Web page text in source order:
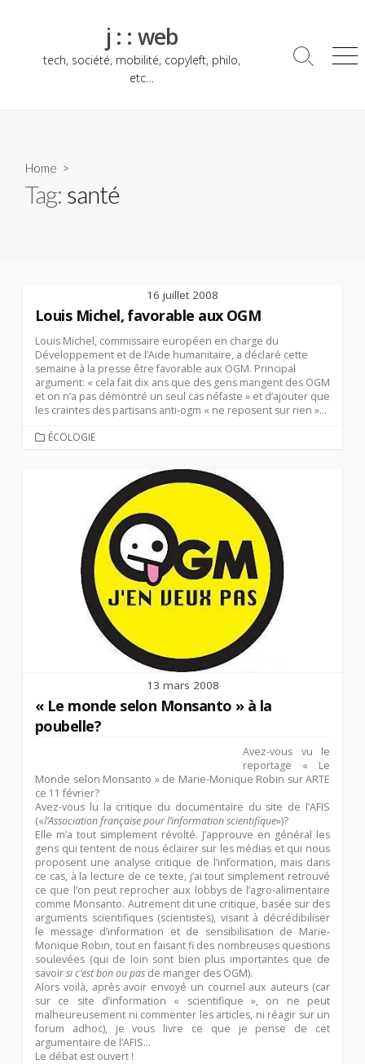
j : : web
tech, société, mobilité, copyleft, philo,
etc…
Search
Home >
Tag: santé
16 juillet 2008
Louis Michel, favorable aux OGM
Louis Michel, commissaire européen en charge du
Développement et de l’Aide humanitaire, a déclaré cette
semaine à la presse être favorable aux OGM. Principal
argument: « cela fait dix ans que des gens mangent des OGM
et on n’a pas démontré un seul cas néfaste » et d’ajouter que
les craintes des partisans anti-ogm « ne reposent sur rien »...
CATEGORIES
ÉCOLOGIE
13 mars 2008
« Le monde selon Monsanto » à la
poubelle?
Avez-vous vu le
reportage « Le
Monde selon Monsanto » de Marie-Monique Robin sur ARTE
ce 11 février?
Avez-vous lu la critique du documentaire du site de l’AFIS
(«l’Association française pour l’information scientifique»)?
Elle m’a tout simplement révolté. J’approuve en général les
gens qui tentent de nous éclairer sur les médias et qui nous
proposent une analyse critique de l’information, mais dans
ce cas, à la lecture de ce texte, j’ai tout simplement retrouvé
ce que l’on peut reprocher aux lobbys de l’agro-alimentaire
comme Monsanto. Autrement dit une critique, basée sur des
arguments scientifiques (scientistes), visant à décrédibiliser
le message d’information et de sensibilisation de Marie-
Monique Robin, tout en faisant fi des nombreuses questions
soulevées (qui de loin sont bien plus importantes que de
savoirsi c’est bon ou pas de manger des OGM).
Alors voilà, après avoir envoyé un courriel aux auteurs (car
sur ce site d’information « scientifique », on ne peut
malheureusement ni commenter les articles, ni réagir sur un
forum adhoc), je vous livre ce que je pense de cet
argumentaire de l’AFIS…
Le débat est ouvert !